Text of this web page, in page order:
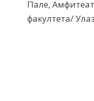
Пале,
факултета/